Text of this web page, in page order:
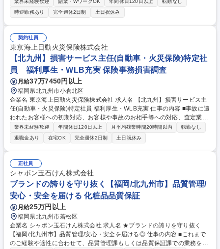
署との連携などのサポート業務を担当いただきます！ 【具体的には】■
日々寄せられるお客様からのご相談や課題に対し、テクノロジーや業務フ
ロー改善を活用したオペレーション最適化や生産性向上 ■顧客の声を蓄
積・分析し、開発チームや関係部署と連携したサービス改善提案やサポー
ト体制の構築 【仕事の魅力】問い合わせ対応の枠を超え、顧客の声を起点
にプロダクトの進化や事業成長に直接関わることができ、課題解決力を磨
きながら幅広いキャリアを目指せます。 募集職種 【サービスサポート】
保育ＩＣＴの成長を牽引／週２日リモートの柔軟な働き方
業界未経験歓迎 副業・WワークOK 年間休日120日以上
転勤なし
時短勤務あり
完全週休2日制 土日祝休み
契約社員
東京海上日動火災保険株式会社
【北九州】損害サービス主任(自動車・火災保険)特定社
員 福利厚生・WLB充実 保険事務損害調査
月給37万7450円以上
福岡県北九州市小倉北区
企業名 東京海上日動火災保険株式会社 求人名 【北九州】損害サービス主
任(自動車・火災保険)特定社員 福利厚生・WLB充実 仕事の内容 ■事故に遭
われたお客様への初期対応、お客様や事故のお相手等への対応、査定業
務、保険金のお支払等を担当いただきます。事故対応を通じたサポート
で、お客様に安心をお届けするやりがいのあるお仕事です。 ・事故に遭わ
れたお客様へ、事故状況・被害状況の確認やアドバイス ・おけがをされた
方の治療状況の確認と治療終了までのフォロー ・お客様へお支払い保険金
額の説明やお相手方との示談交渉※ ・社内関係者や顧問弁護士、医師等と
の打合せ ・社内専用システムを利用した記録・書類作成・保険金支払手続
き業務 ※一部面談対応がありますが、大半が電話・チャットでの対応で
す。 募集職種 【北九州】損害サービス主任(自動車・火災保険)特定社員
福利厚生・WLB充実
業界未経験歓迎 年間休日120日以上 月平均残業時間20時間以内
転勤なし
退職金あり
在宅OK 完全週休2日制 土日祝休み
正社員
シャボン玉石けん株式会社
ブランドの誇りを守り抜く【福岡/北九州市】品質管理/
安心・安全を届ける 化粧品品質保証
月給25万円以上
福岡県北九州市若松区
企業名 シャボン玉石けん株式会社 求人名 ★ブランドの誇りを守り抜く
【福岡/北九州市】品質管理/安心・安全を届ける◎ 仕事の内容 ■これまで
のご経験や適性に合わせて、品質管理課もしくは品質保証課での業務をメ